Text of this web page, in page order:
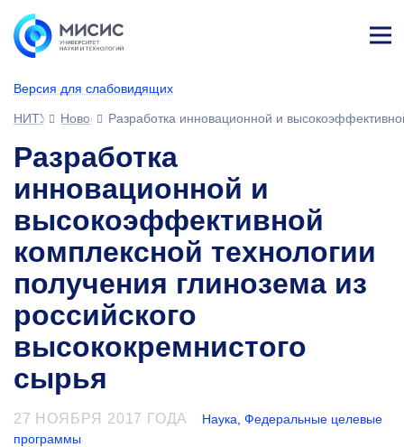
Версия для слабовидящих
ине
НИТУ МИСИС
НовостиРазработка инновационной и
Разработка
инновационной и
высокоэффективной
комплексной технологии
получения глинозема из
российского
высококремнистого
сырья
27 НОЯБРЯ 2017 ГОДА Наука ,Федеральные целевые
программы